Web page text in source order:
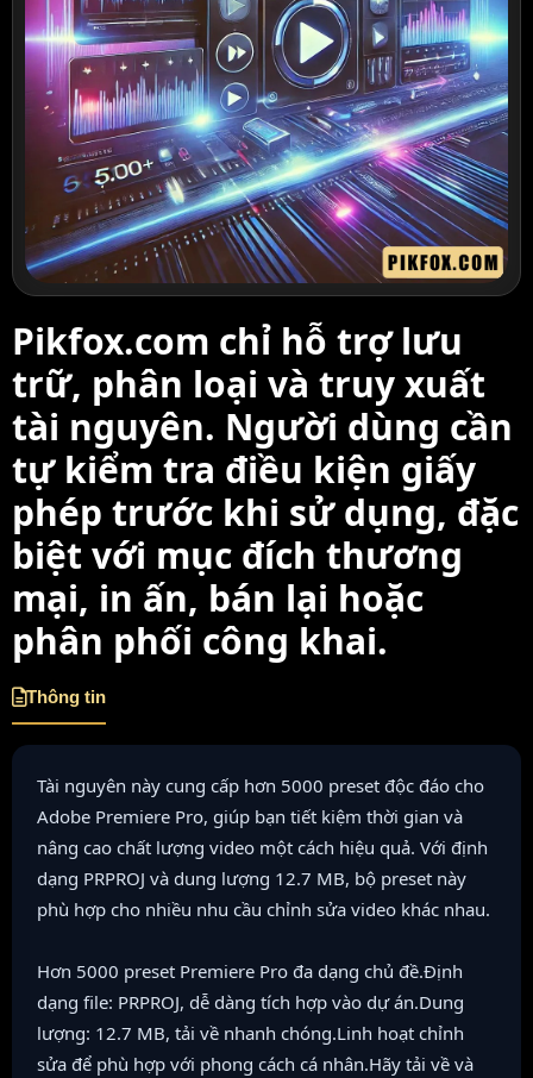
Pikfox.com chỉ hỗ trợ lưu
trữ, phân loại và truy xuất
tài nguyên. Người dùng cần
tự kiểm tra điều kiện giấy
phép trước khi sử dụng, đặc
biệt với mục đích thương
mại, in ấn, bán lại hoặc
phân phối công khai.
Thông tin
Tài nguyên này cung cấp hơn 5000 preset độc đáo cho
Adobe Premiere Pro, giúp bạn tiết kiệm thời gian và
nâng cao chất lượng video một cách hiệu quả. Với định
dạng PRPROJ và dung lượng 12.7 MB, bộ preset này
phù hợp cho nhiều nhu cầu chỉnh sửa video khác nhau.
Hơn 5000 preset Premiere Pro đa dạng chủ đề.Định
dạng file: PRPROJ, dễ dàng tích hợp vào dự án.Dung
lượng: 12.7 MB, tải về nhanh chóng.Linh hoạt chỉnh
sửa để phù hợp với phong cách cá nhân.Hãy tải về và